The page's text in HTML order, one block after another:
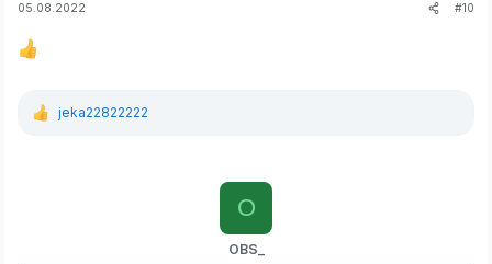
05.08.2022 #10
Р
jeka22822222
OBS_
O